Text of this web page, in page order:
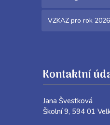
VZKAZ pro rok 2026
Kontaktní
Jana Švestková
Školní 9, 594 01